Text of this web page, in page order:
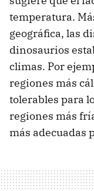
temperatura.
geográfica, las
dinosaurios
climas. Por
regiones más
tolerables para
regiones más
más adecuadas